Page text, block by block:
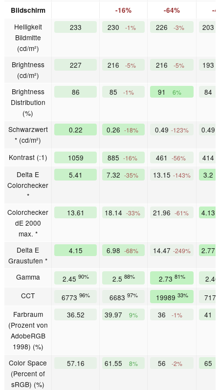
Bildschirm -16% -64% -
Helligkeit
Bildmitte
(cd/m²)
233 230 -1% 226 -3% 203
Brightness
(cd/m²)
227 216 -5% 216 -5% 193
Brightness
Distribution
(%)
86 85 -1% 91 6% 84
Schwarzwert
* (cd/m²)
0.22 0.26 -18% 0.49 -123% 0.49
Kontrast (:1) 1059 885 -16% 461 -56% 414
Delta E
Colorchecker
*
5.41 7.32 -35% 13.15 -143% 3.2
Colorchecker
dE 2000
max. *
13.61 18.14 -33% 21.96 -61% 4.13
Delta E
Graustufen *
4.15 6.98 -68% 14.47 -249% 2.77
Gamma 2.45 90% 2.5 88% 2.73 81%
CCT
6773 96% 6683 97% 19989 33%
Farbraum
(Prozent von
AdobeRGB
1998) (%)
36.52 39.97 9% 36 -1% 41
Color Space
(Percent of
sRGB) (%)
57.16 61.55 8% 56 -2% 65